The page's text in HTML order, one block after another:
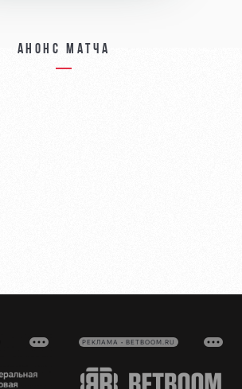
Анонс матча
РЕКЛАМА • BETBOOM.RU